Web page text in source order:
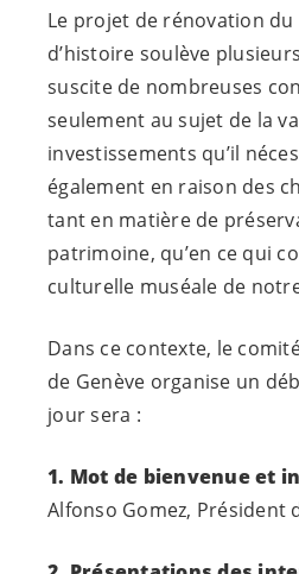
Le projet de rénovation du
d’histoire soulève
suscite de nombreuses
seulement au sujet de la
investissements qu’il
également en raison des
tant en matière de
patrimoine, qu’en ce qui
culturelle muséale de
Dans ce contexte, le
de Genève organise un
jour sera :
1. Mot de bienvenue et
Alfonso Gomez, Président